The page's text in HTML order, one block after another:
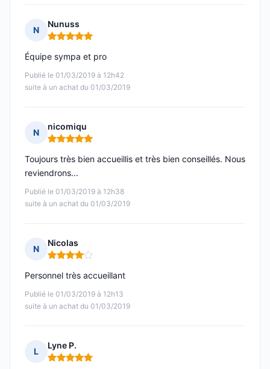
N
Nunuss
Note : 5 sur 5
Publié le 01/03/2019 à 12h42
suite à un achat du 01/03/2019
Équipe sympa et pro
N
nicomiqu
Note : 5 sur 5
Publié le 01/03/2019 à 12h38
suite à un achat du 01/03/2019
Toujours très bien accueillis et très bien conseillés. Nous
reviendrons...
N
Nicolas
Note : 4 sur 5
Publié le 01/03/2019 à 12h13
suite à un achat du 01/03/2019
Personnel très accueillant
L
Lyne P.
Note : 5 sur 5